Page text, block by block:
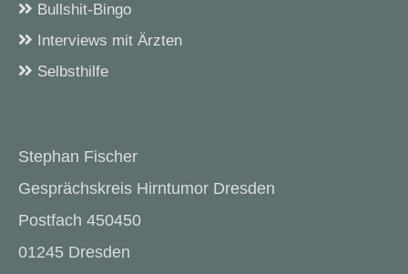
Bullshit-Bingo
Interviews mit Ärzten
Selbsthilfe
Stephan Fischer
Gesprächskreis Hirntumor Dresden
Postfach 450450
01245 Dresden